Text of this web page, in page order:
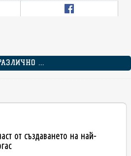
...
от създаването на най-